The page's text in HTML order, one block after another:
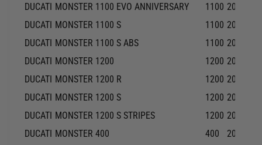
DUCATI MONSTER 1100 EVO ANNIVERSARY 1100 2013-
DUCATI MONSTER 1100 S 1100 2009-
DUCATI MONSTER 1100 S ABS 1100 2010-
DUCATI MONSTER 1200 1200 2014-
DUCATI MONSTER 1200 R 1200 2016-
DUCATI MONSTER 1200 S 1200 2014-
DUCATI MONSTER 1200 S STRIPES 1200 2015-
DUCATI MONSTER 400 400
2000-